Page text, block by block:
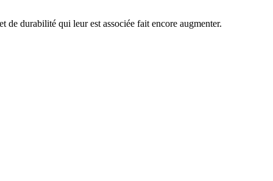
de durabilité qui leur est associée fait encore augmenter.